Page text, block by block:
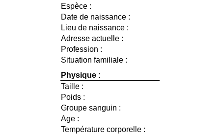
Espèce :
Date de naissance :
Lieu de naissance :
Adresse actuelle :
Profession :
Situation familiale :
Physique :
Taille :
Poids :
Groupe sanguin :
Age :
Température corporelle :